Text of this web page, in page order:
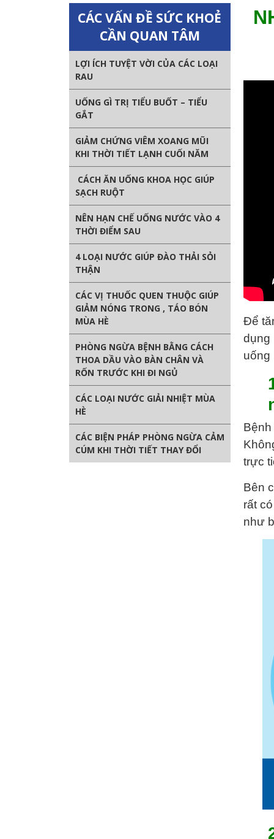
CÁC VẤN ĐỀ SỨC KHOẺ
CẦN QUAN TÂM
LỢI ÍCH TUYỆT VỜI CỦA CÁC LOẠI
RAU
UỐNG GÌ TRỊ TIỂU BUỐT – TIỂU
GẮT
GIẢM CHỨNG VIÊM XOANG MŨI
KHI THỜI TIẾT LẠNH CUỐI NĂM
CÁCH ĂN UỐNG KHOA HỌC GIÚP
SẠCH RUỘT
NÊN HẠN CHẾ UỐNG NƯỚC VÀO 4
THỜI ĐIỂM SAU
4 LOẠI NƯỚC GIÚP ĐÀO THẢI SỎI
THẬN
CÁC VỊ THUỐC QUEN THUỘC GIÚP
GIẢM NÓNG TRONG , TÁO BÓN
MÙA HÈ
PHÒNG NGỪA BỆNH BẰNG CÁCH
THOA DẦU VÀO BÀN CHÂN VÀ
RỐN TRƯỚC KHI ĐI NGỦ
CÁC LOẠI NƯỚC GIẢI NHIỆT MÙA
HÈ
CÁC BIỆN PHÁP PHÒNG NGỪA CẢM
CÚM KHI THỜI TIẾT THAY ĐỔI
Để
dụng
uống
trực
Bên
rất
như